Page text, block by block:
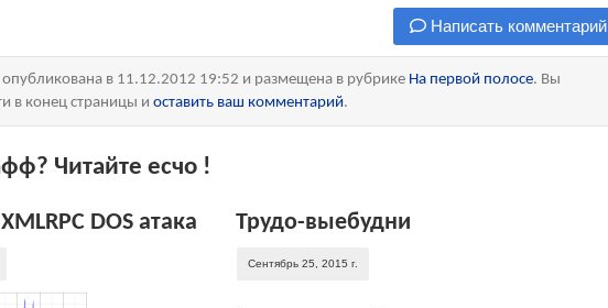
Написать комментарий
опубликована в 11.12.2012 19:52 и размещена в рубрике На первой полосе. Вы
в конец страницы и оставить ваш комментарий.
Читайте есчо !
DOS атака Трудо-выебудни
Сентябрь 25, 2015 г.